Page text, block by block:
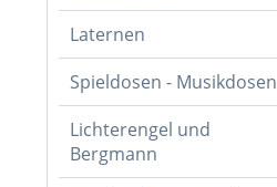
Laternen
Spieldosen - Musikdosen
Lichterengel und
Bergmann